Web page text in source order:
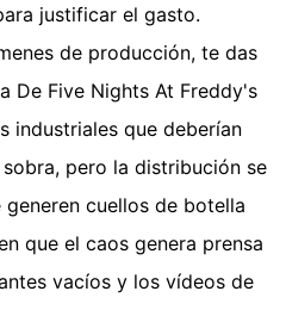
justificar el gasto.
de producción, te das
De Five Nights At Freddy's
industriales que deberían
pero la distribución se
cuellos de botella
que el caos genera prensa
vacíos y los vídeos de